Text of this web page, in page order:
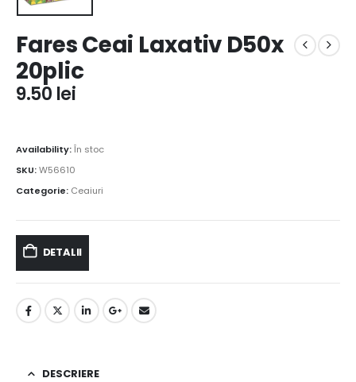
Fares Ceai Laxativ D50x
20plic
9.50 lei
Availability:În stoc
SKU:W56610
Categorie: Ceaiuri
DETALII
DESCRIERE